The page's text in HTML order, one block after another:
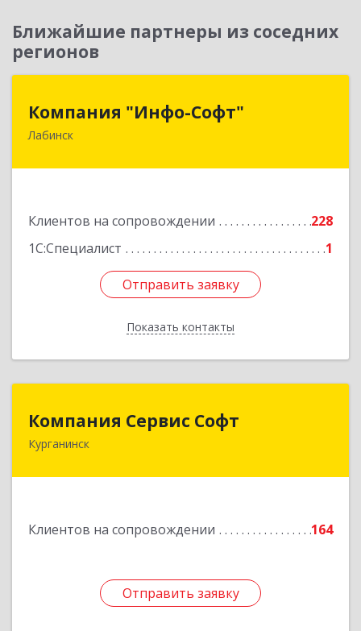
Ближайшие партнеры из соседних
регионов
Компания "Инфо-Софт"
Лабинск
Клиентов на сопровождении
228
1С:Специалист
1
Отправить заявку
Показать контакты
Компания "Инфо-Софт"
352500, Краснодарский край, Лабинский р-н,
Отправить заявку
Назад
Компания Сервис Софт
Курганинск
Клиентов на сопровождении 164
Отправить заявку
Компания Сервис Софт
352430, Краснодарский край, Курганинск г,
Отправить заявку